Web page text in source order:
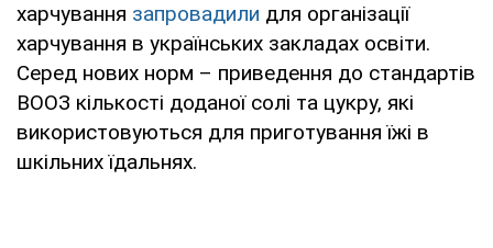
харчування запровадили для організації
харчування в українських закладах освіти.
Серед нових норм – приведення до стандартів
ВООЗ кількості доданої солі та цукру, які
використовуються для приготування їжі в
шкільних їдальнях.